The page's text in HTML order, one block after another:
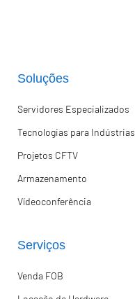
Soluções
Servidores Especializados
Tecnologias para Indústrias
Projetos CFTV
Armazenamento
Vídeoconferência
Serviços
Venda FOB